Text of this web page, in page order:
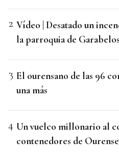
Vídeo | Desatado un
la parroquia de
El ourensano de las 96
una más
Un vuelco millonario al
contenedores de Ourense